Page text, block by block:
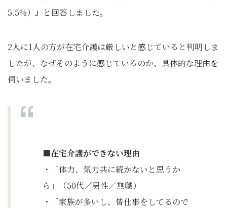
5.5%）』と回答しました。
2人に1人の方が在宅介護は厳しいと感じていると判明しま
したが、なぜそのように感じているのか、具体的な理由を
伺いました。
■在宅介護ができない理由
・「体力、気力共に続かないと思うか
ら」（50代／男性／無職）
・「家族が多いし、皆仕事をしてるので